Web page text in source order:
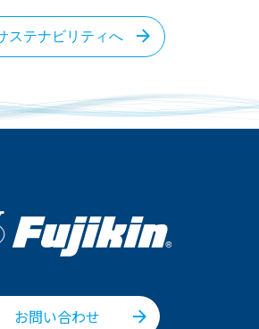
ステナビリティへ
お問い合わせ